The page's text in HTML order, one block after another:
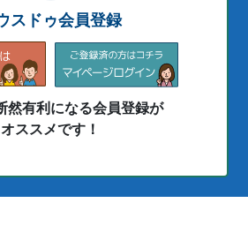
スドゥ会員登録
然有利になる会員登録が
オススメです！